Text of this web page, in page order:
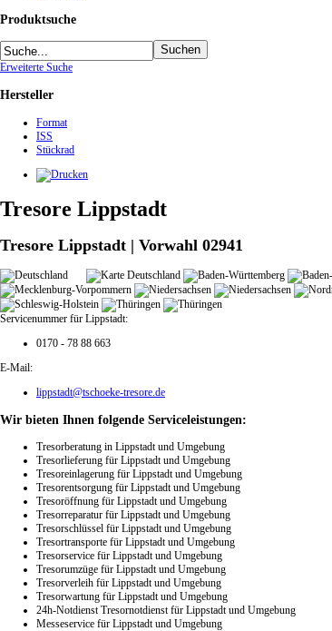
Produktsuche
Erweiterte Suche
Hersteller
Format
ISS
Stückrad
Tresore Lippstadt
Tresore Lippstadt | Vorwahl 02941
Servicenummer für Lippstadt:
0170 - 78 88 663
E-Mail:
lippstadt@tschoeke-tresore.de
Wir bieten Ihnen folgende Serviceleistungen:
Tresorberatung in Lippstadt und Umgebung
Tresorlieferung für Lippstadt und Umgebung
Tresoreinlagerung für Lippstadt und Umgebung
Tresorentsorgung für Lippstadt und Umgebung
Tresoröffnung für Lippstadt und Umgebung
Tresorreparatur für Lippstadt und Umgebung
Tresorschlüssel für Lippstadt und Umgebung
Tresortransporte für Lippstadt und Umgebung
Tresorservice für Lippstadt und Umgebung
Tresorumzüge für Lippstadt und Umgebung
Tresorverleih für Lippstadt und Umgebung
Tresorwartung für Lippstadt und Umgebung
24h-Notdienst Tresornotdienst für Lippstadt und Umgebung
Messeservice für Lippstadt und Umgebung